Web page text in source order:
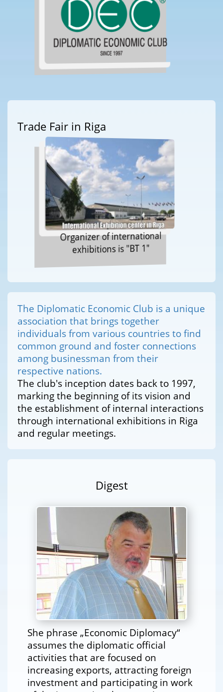
Trade Fair in Riga
Organizer of international
exhibitions is "BT 1"
The Diplomatic Economic Club is a unique
association that brings together
individuals from various countries to find
common ground and foster connections
among businessman from their
respective nations.
The club's inception dates back to 1997,
marking the beginning of its vision and
the establishment of internal interactions
through international exhibitions in Riga
and regular meetings.
Digest
She phrase „Economic Diplomacy“
assumes the diplomatic official
activities that are focused on
increasing exports, attracting foreign
investment and participating in work